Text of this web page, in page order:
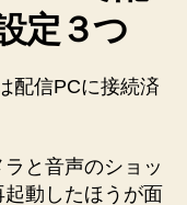
定３つ
配信PCに接続済
と音声のショッ
起動したほうが面